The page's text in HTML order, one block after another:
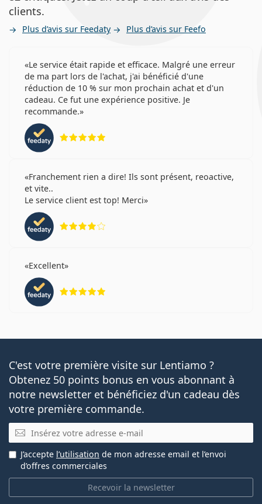
clients.
Plus d’avis sur Feedaty Plus d’avis sur Feefo
Le service était rapide et efficace. Malgré une erreur
de ma part lors de l'achat, j'ai bénéficié d'une
réduction de 10 % sur mon prochain achat et d'un
cadeau. Ce fut une expérience positive. Je
recommande.
Franchement rien a dire! Ils sont présent, reoactive,
et vite..
Le service client est top! Merci
Excellent
C'est votre première visite sur Lentiamo ?
Obtenez 50 points bonus en vous abonnant à
notre newsletter et bénéficiez d'un cadeau dès
votre première commande.
E-mail
Recevoir la newsletter
J’accepte l’utilisation de mon adresse email et l’envoi
d’offres commerciales